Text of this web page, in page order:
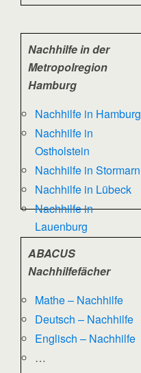
Nachhilfe in der
Metropolregion
Hamburg
Nachhilfe in Hamburg
Nachhilfe in
Ostholstein
Nachhilfe in Stormarn
Nachhilfe in Lübeck
Nachhilfe in
Lauenburg
ABACUS
Nachhilfefächer
Mathe – Nachhilfe
Deutsch – Nachhilfe
Englisch – Nachhilfe
…